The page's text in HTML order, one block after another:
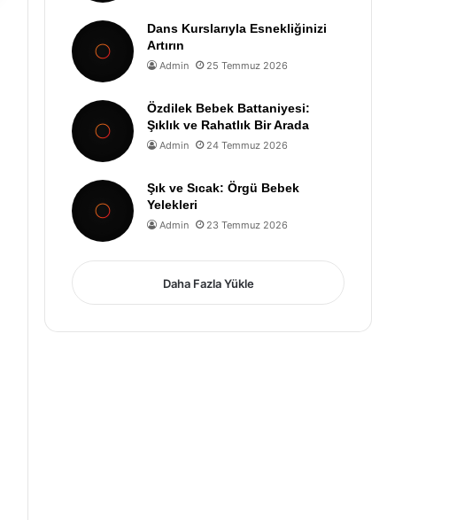
Dans Kurslarıyla Esnekliğinizi
Artırın
Admin 25 Temmuz 2026
Özdilek Bebek Battaniyesi:
Şıklık ve Rahatlık Bir Arada
Admin 24 Temmuz 2026
Şık ve Sıcak: Örgü Bebek
Yelekleri
Admin 23 Temmuz 2026
Daha Fazla Yükle